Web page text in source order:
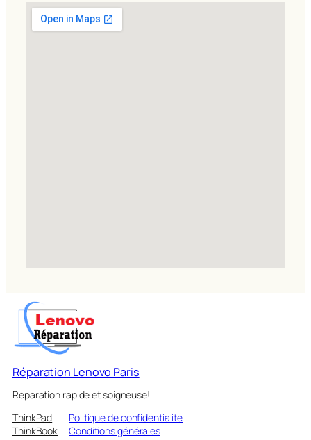
Réparation Lenovo Paris
Réparation rapide et soigneuse!
ThinkPad
ThinkBook
Politique de confidentialité
Conditions générales